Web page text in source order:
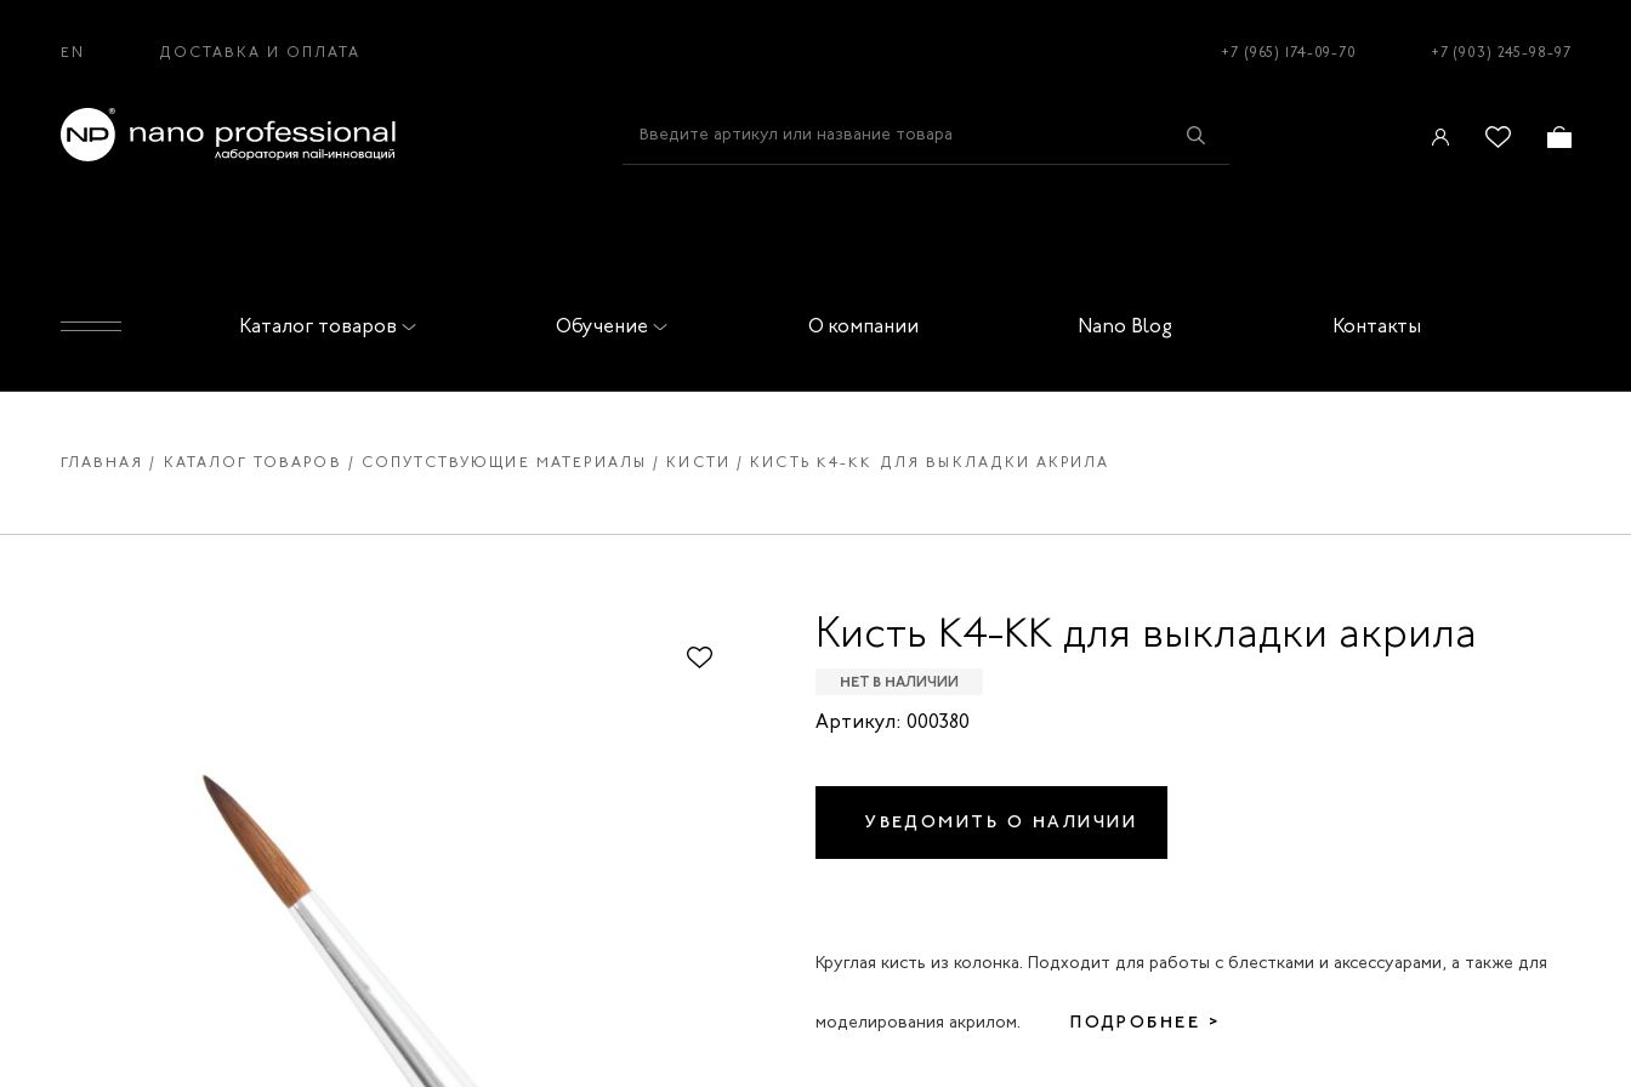
EN ДОСТАВКА И ОПЛАТА +7 (965) 174-09-70 +7 (903) 245-98-97
Каталог товаров Обучение О компании Nano Blog Контакты
ГЛАВНАЯ КАТАЛОГ ТОВАРОВ СОПУТСТВУЮЩИЕ МАТЕРИАЛЫ КИСТИ КИСТЬ K4-KK ДЛЯ ВЫКЛАДКИ АКРИЛА
Кисть K4-KK для выкладки акрила
НЕТ В НАЛИЧИИ
Артикул: 000380
УВЕДОМИТЬ О НАЛИЧИИ
Круглая кисть из колонка. Подходит для работы с блестками и аксессуарами, а также для
моделирования акрилом. ПОДРОБНЕЕ >